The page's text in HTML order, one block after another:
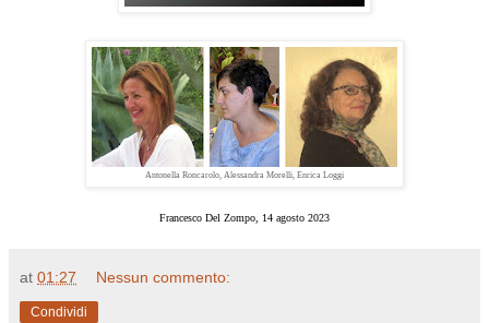
Antonella Roncarolo, Alessandra Morelli, Enrica Loggi
Francesco Del Zompo, 14 agosto 2023
at 01:27 Nessun commento:
Condividi